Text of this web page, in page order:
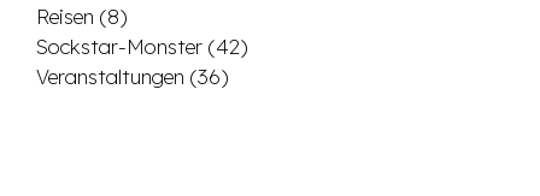
Reisen (8)
Sockstar-Monster (42)
Veranstaltungen (36)